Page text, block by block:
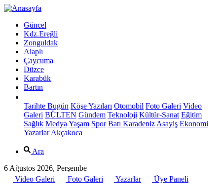
Güncel
Kdz.Ereğli
Zonguldak
Alaplı
Çaycuma
Düzce
Karabük
Bartın
Tarihte Bugün Köşe Yazıları Otomobil Foto Galeri Video
Galeri BÜLTEN Gündem Teknoloji Kültür-Sanat Eğitim
Sağlık Medya Yaşam Spor Batı Karadeniz Asayiş Ekonomi
Yazarlar Akçakoca
Ara
6 Ağustos 2026, Perşembe
Video Galeri
Foto Galeri Yazarlar
Üye Paneli